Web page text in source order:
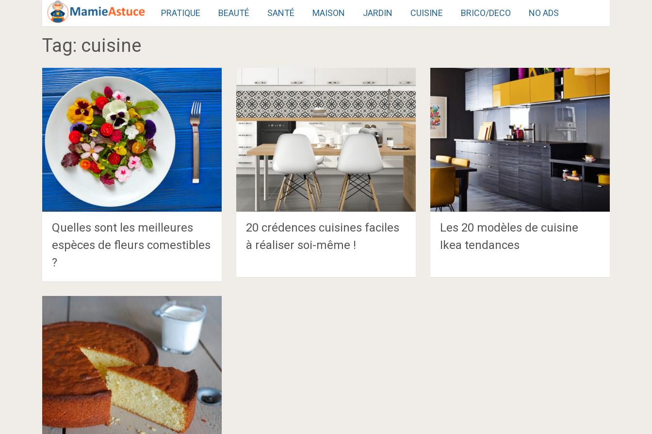
PRATIQUE BEAUTÉ SANTÉ MAISON JARDIN CUISINE BRICO/DECO NO ADS
Tag: cuisine
Quelles sont les meilleures
espèces de fleurs comestibles
?
20 crédences cuisines faciles
à réaliser soi-même !
Les 20 modèles de cuisine
Ikea tendances